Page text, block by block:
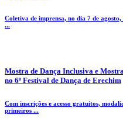
Coletiva de imprensa, no dia 7 de
...
Mostra de Dança Inclusiva e
no 6º Festival de Dança de Erechim
Com inscrições e acesso gratuitos,
primeiros ...